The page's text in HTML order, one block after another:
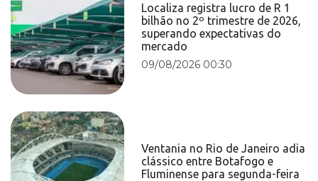
Localiza registra lucro de R 1
bilhão no 2º trimestre de 2026,
superando expectativas do
mercado
09/08/2026 00:30
Ventania no Rio de Janeiro adia
clássico entre Botafogo e
Fluminense para segunda-feira